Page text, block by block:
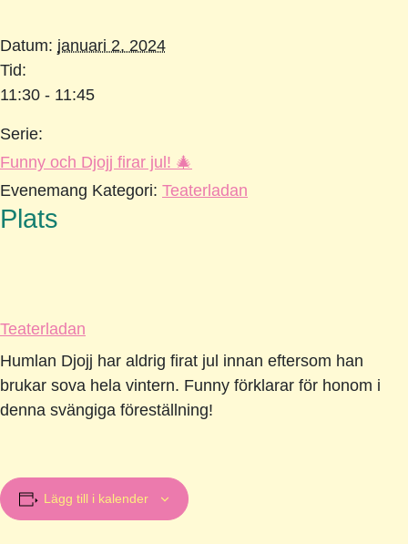
Datum: januari 2, 2024
Tid:
11:30 - 11:45
Serie:
Funny och Djojj firar jul! 🎄
Evenemang Kategori: Teaterladan
Plats
Teaterladan
Humlan Djojj har aldrig firat jul innan eftersom han
brukar sova hela vintern. Funny förklarar för honom i
denna svängiga föreställning!
Lägg till i kalender